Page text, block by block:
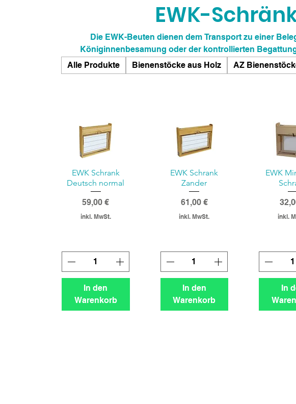
EWK-
Die EWK-Beuten dienen dem Transport zu einer
Königinnenbesamung oder der kontrollierten
natürliche Besamung an einer Belegstelle. Hierzu werden die Königinnen zusammen mit
ca. 1.000 Jungbienen durch ein Absperrgitter gesiebt und
Alle Produkte Bienenstöcke aus Holz AZ
EWK Schrank
Deutsch normal
Preis
59,00 €
inkl. MwSt.
In den
Warenkorb
EWK Schrank
Zander
Preis
61,00 €
inkl. MwSt.
In den
Warenkorb
EWK
inkl.
In